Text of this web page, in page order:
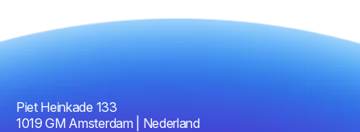
Piet Heinkade 133
1019 GM Amsterdam | Nederland